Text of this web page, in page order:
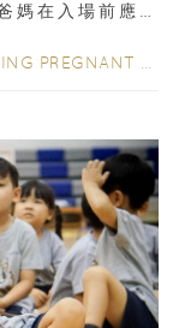
媽在入場前應
PREGNANT